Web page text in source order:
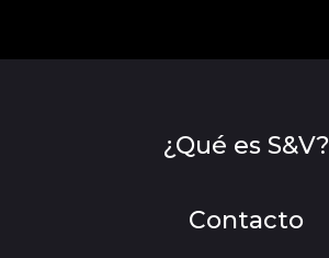
¿Qué es S&V?
Contacto